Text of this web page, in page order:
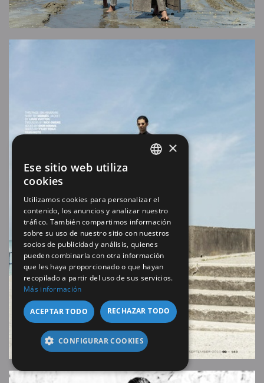
×
Ese sitio web utiliza
cookies
Utilizamos cookies para personalizar el
contenido, los anuncios y analizar nuestro
tráfico. También compartimos información
sobre su uso de nuestro sitio con nuestros
socios de publicidad y análisis, quienes
pueden combinarla con otra información
que les haya proporcionado o que hayan
recopilado a partir del uso de sus servicios.
Más información
ACEPTAR TODO RECHAZAR TODO
CONFIGURAR COOKIES